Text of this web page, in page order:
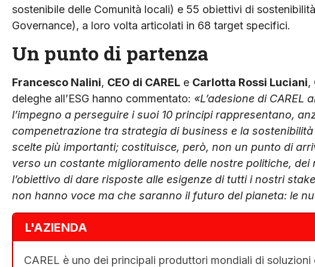
sostenibile delle Comunità locali) e 55 obiettivi di
Governance), a loro volta articolati in 68 target specifici.
Un punto di partenza
Francesco Nalini, CEO di CAREL e Carlotta Rossi Luciani,
deleghe all’ESG hanno commentato: «L’adesione di CAREL
l’impegno a perseguire i suoi 10 principi rappresentano,
compenetrazione tra strategia di business e la
scelte più importanti; costituisce, però, non un punto di
verso un costante miglioramento delle nostre politiche,
l’obiettivo di dare risposte alle esigenze di tutti i nostri
non hanno voce ma che saranno il futuro del pianeta: le
L'AZIENDA
CAREL è uno dei principali produttori mondiali di